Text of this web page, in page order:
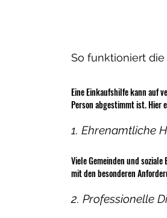
So funktioniert
Eine Einkaufshilfe kann auf
Person abgestimmt ist. Hier
1. Ehrenamtliche
Viele Gemeinden und
mit den besonderen
2. Professionelle